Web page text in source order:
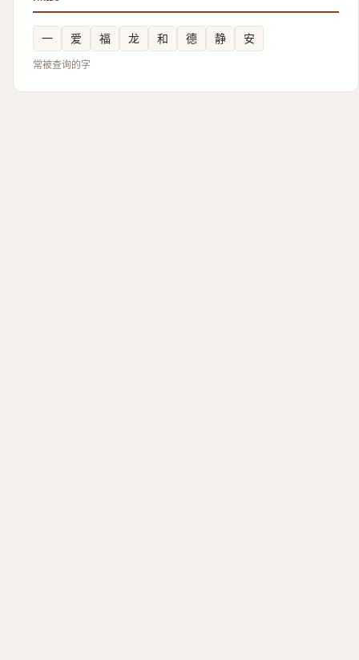
一 爱 福 龙 和 德 静 安
常被查询的字